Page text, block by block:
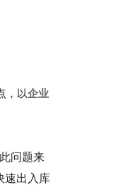
，以企业
问题来
速出入库